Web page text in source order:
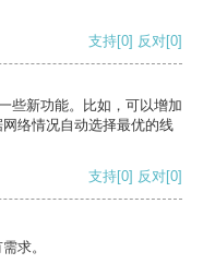
支持[0] 反对[0]
些新功能。比如，可以增加
络情况自动选择最优的线
支持[0] 反对[0]
求。